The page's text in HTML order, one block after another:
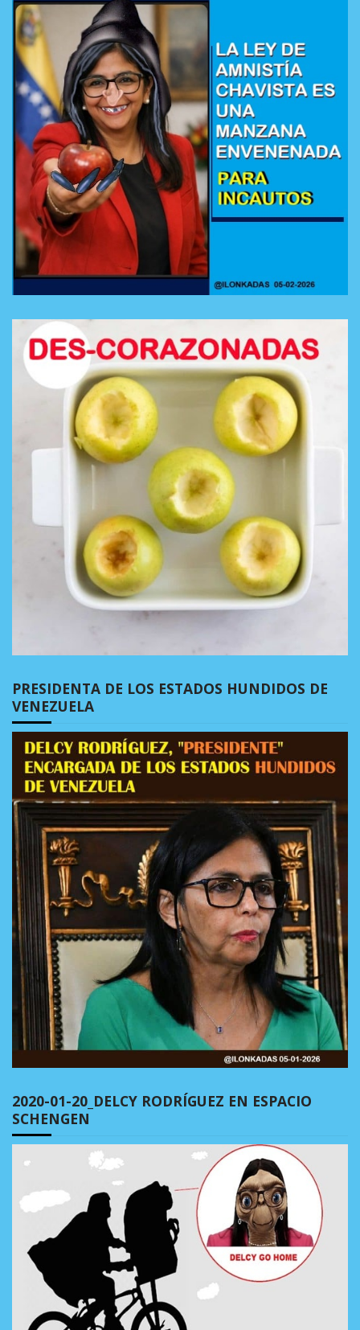
PRESIDENTA DE LOS ESTADOS HUNDIDOS DE
VENEZUELA
2020-01-20_DELCY RODRÍGUEZ EN ESPACIO
SCHENGEN